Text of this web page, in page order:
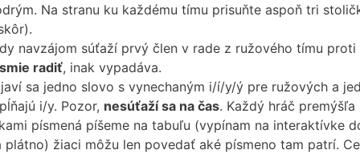
Na stranu ku každému tímu prisuňte aspoň tri
navzájom súťaží prvý člen v rade z ružového tímu
radiť, inak vypadáva.
sa jedno slovo s vynechaným i/í/y/ý pre ružových a
i/y. Pozor, nesúťaží sa na čas. Každý hráč
písmená píšeme na tabuľu (vypínam na interaktívke
plátno) žiaci môžu len povedať aké písmeno tam patrí.